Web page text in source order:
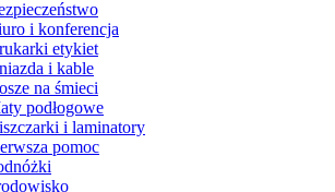
i konferencja
etykiet
i kable
na śmieci
podłogowe
i laminatory
pomoc